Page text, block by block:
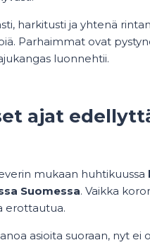
harkitusti ja yhtenä
Parhaimmat ovat
luonnehtii.
ajat
mukaan huhtikuussa
Suomessa. Vaikka
erottautua.
asioita suoraan, nyt